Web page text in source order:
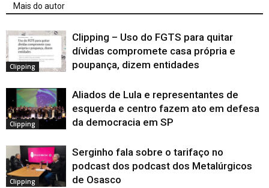
Mais do autor
Clipping
Clipping – Uso do FGTS para quitar
dívidas compromete casa própria e
poupança, dizem entidades
Clipping
Aliados de Lula e representantes de
esquerda e centro fazem ato em defesa
da democracia em SP
Clipping
Serginho fala sobre o tarifaço no
podcast dos podcast dos Metalúrgicos
de Osasco